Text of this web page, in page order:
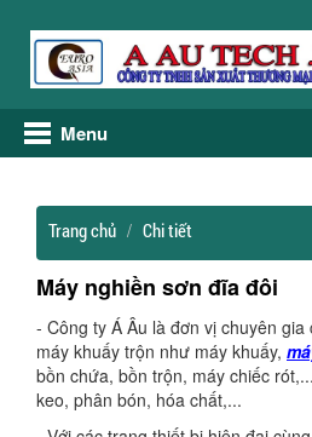
Menu
Trang chủ Chi tiết
Máy nghiền sơn đĩa đôi
- Công ty Á Âu là đơn vị chuyên
máy khuấy trộn như máy khuấy,
bồn chứa, bồn trộn, máy chiếc
keo, phân bón, hóa chất,...